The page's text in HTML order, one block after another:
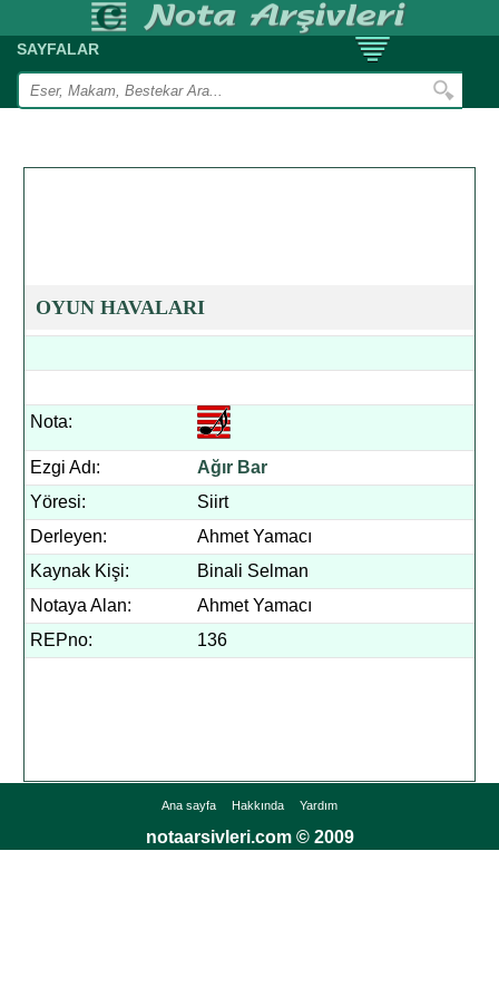
SAYFALAR
OYUN HAVALARI
Nota:
Ezgi Adı:
Ağır Bar
Yöresi:
Siirt
Derleyen:
Ahmet Yamacı
Kaynak Kişi:
Binali Selman
Notaya Alan:
Ahmet Yamacı
REPno:
136
Ana sayfa Hakkında Yardım
notaarsivleri.com © 2009